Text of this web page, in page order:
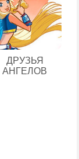
ДРУЗЬЯ
АНГЕЛОВ